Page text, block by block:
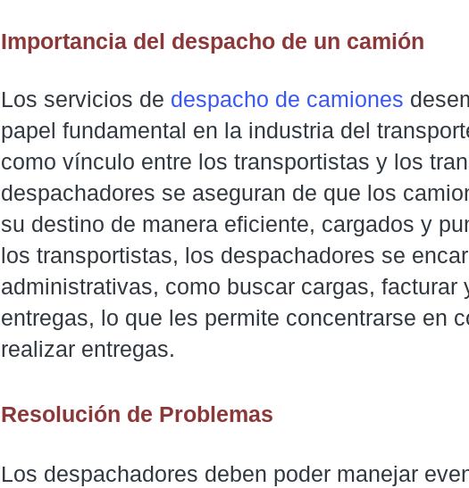
Importancia del despacho de un camión
Los servicios de despacho de camiones
papel fundamental en la industria del
como vínculo entre los transportistas y los
despachadores se aseguran de que los
su destino de manera eficiente, cargados y
los transportistas, los despachadores se
administrativas, como buscar cargas, facturar
entregas, lo que les permite concentrarse en
realizar entregas.
Resolución de Problemas
Los despachadores deben poder manejar